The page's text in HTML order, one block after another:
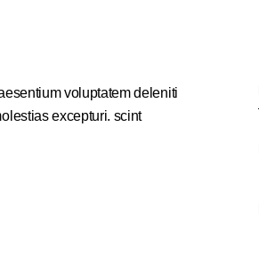
voluptatem deleniti
excepturi. scint